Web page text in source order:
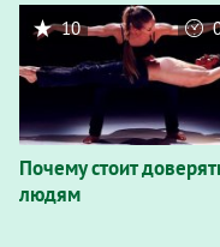
Почему стоит
людям
10